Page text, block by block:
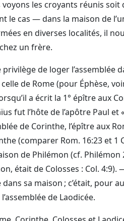
les croyants réunis soit
le cas — dans la maison de
en diverses localités, il
un frère.
de loger l’assemblée
de Rome (pour Éphèse,
a écrit la 1° épître aux
fut l’hôte de l’apôtre Paul et
de Corinthe, l’épître aux
(comparer Rom. 16:23 et 1
de Philémon (cf.
était de Colosses : Col. 4:9).
sa maison ; c’était, pour
de Laodicée.